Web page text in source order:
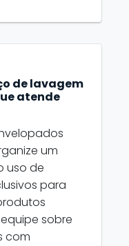
de lavagem
atende
um
uso de
para
sobre
com